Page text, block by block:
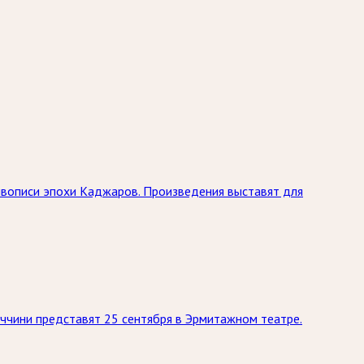
эпохи Каджаров. Произведения выставят для
представят 25 сентября в Эрмитажном театре.